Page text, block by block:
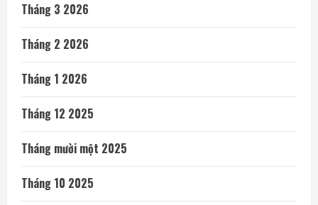
Tháng 3 2026
Tháng 2 2026
Tháng 1 2026
Tháng 12 2025
Tháng mười một 2025
Tháng 10 2025